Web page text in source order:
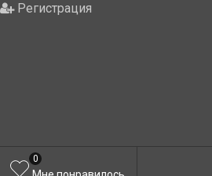
Регистрация
0